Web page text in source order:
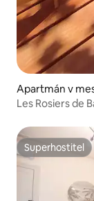
Apartmán v
Les Rosiers de
Superhostiteľ
Superhostiteľ